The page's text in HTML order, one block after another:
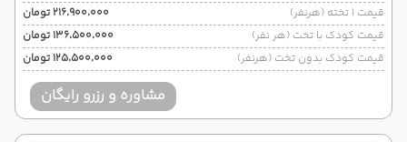
قیمت 1 تخته (هرنفر)
۲۱۶٬۹۰۰٬۰۰۰ تومان
قیمت کودک با تخت (هر نفر)
۱۳۶٬۵۰۰٬۰۰۰ تومان
قیمت کودک بدون تخت (هرنفر)
۱۲۵٬۵۰۰٬۰۰۰ تومان
مشاوره و رزرو رایگان